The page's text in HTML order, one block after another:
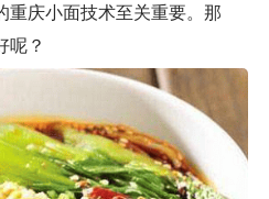
重庆小面技术至关重要。那
呢？